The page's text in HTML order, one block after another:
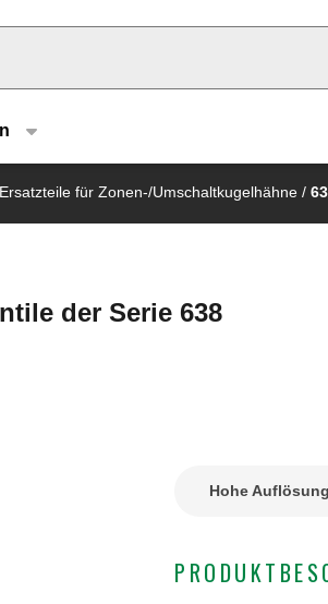
Ersatzteile für Zonen-/Umschaltkugelhähne /
der Serie 638
Hohe